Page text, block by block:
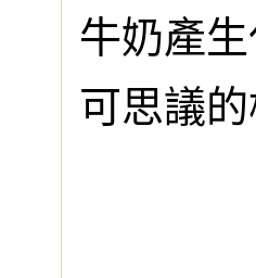
牛奶產
可思議的